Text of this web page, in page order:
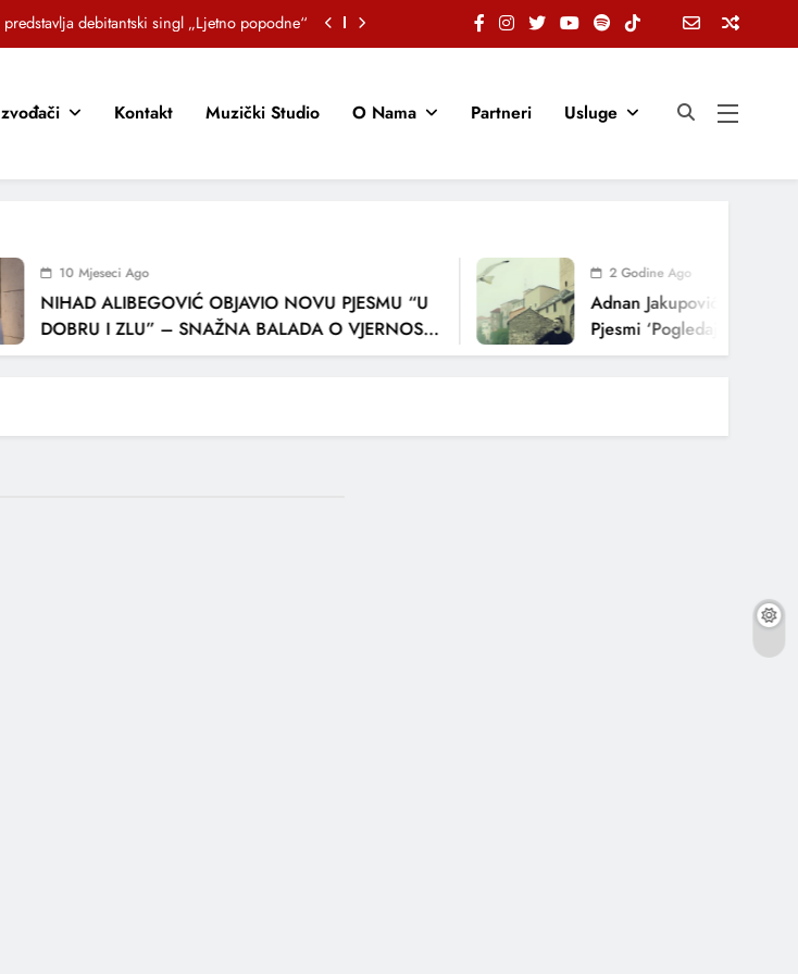
debitantski singl „Ljetno popodne“
POZVALI MALIŠANE NA DOBRE NAVIKE
POZVALI MALIŠANE NA DOBRE NAVIKE
Kontakt Muzički Studio O Nama Partneri Usluge
10 Mjeseci Ago
NIHAD ALIBEGOVIĆ OBJAVIO NOVU PJESMU “U
DOBRU I ZLU” – SNAŽNA BALADA O VJERNOSTI,
LJUBAVI I VREMENU KOJE NAS MIJENJA
2 Godine Ago
Adnan Jakupović Donosi
Pjesmi ‘Pogledaj Me’